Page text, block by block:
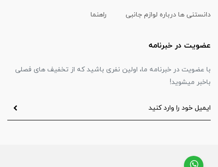
دانستنی ها درباره لوازم جانبی راهنما
عضویت در خبرنامه
با عضویت در خبرنامه ما، اولین نفری باشید که از تخفیف های فصلی
باخبر میشوید!